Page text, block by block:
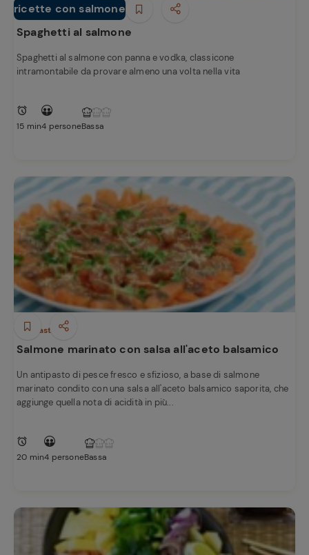
ricette con salmone
Primi piatti
Spaghetti al salmone
Spaghetti al salmone con panna e vodka, classicone
intramontabile da provare almeno una volta nella vita
15 min4 personeBassa
Antipasti
Salmone marinato con salsa all'aceto balsamico
Un antipasto di pesce fresco e sfizioso, a base di salmone
marinato condito con una salsa all'aceto balsamico saporita, che
aggiunge quella nota di acidità in più...
20 min4 personeBassa